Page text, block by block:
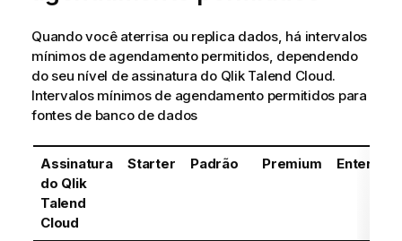
a
t
i
v
a
Quando você aterrisa ou replica dados, há intervalos
mínimos de agendamento permitidos, dependendo
do seu nível de assinatura do Qlik Talend Cloud.
Intervalos mínimos de agendamento permitidos para
fontes de banco de dados
Assinatura
do Qlik
Talend
Cloud
Starter Padrão Premium